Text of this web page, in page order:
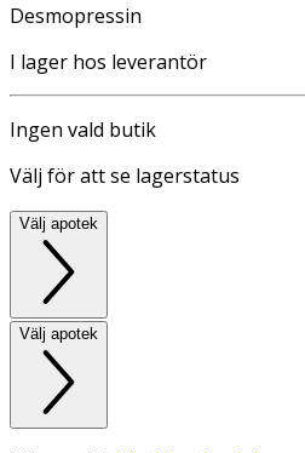
Desmopressin
I lager hos leverantör
Ingen vald butik
Välj för att se lagerstatus
Välj apotek
Välj apotek